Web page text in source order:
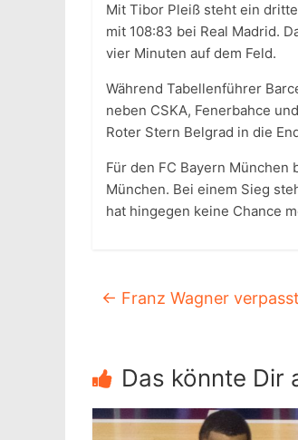
Mit Tibor Pleiß steht ein
mit 108:83 bei Real Madrid.
vier Minuten auf dem Feld.
Während Tabellenführer
neben CSKA, Fenerbahce
Roter Stern Belgrad in die
Für den FC Bayern
München. Bei einem Sieg
hat hingegen keine Chance
← Franz Wagner
Das könnte Dir